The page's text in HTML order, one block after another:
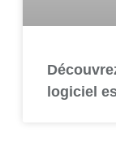
logiciel